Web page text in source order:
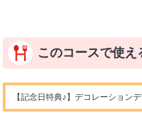
このコースで使え
【記念日特典♪】デコレーション